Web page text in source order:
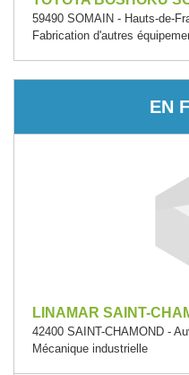
59490 SOMAIN - Hauts-de-
Fabrication d'autres
EN
LINAMAR SAINT-
42400 SAINT-CHAMOND -
Mécanique industrielle